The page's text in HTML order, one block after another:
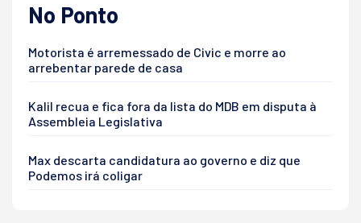
No Ponto
Motorista é arremessado de Civic e morre ao
arrebentar parede de casa
Kalil recua e fica fora da lista do MDB em disputa à
Assembleia Legislativa
Max descarta candidatura ao governo e diz que
Podemos irá coligar